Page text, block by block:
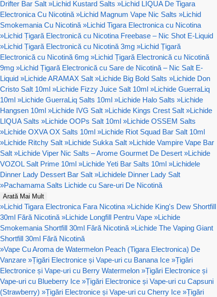
Drifter Bar Salt »Lichid Kustard Salts »Lichid LIQUA De Tigara
Electronica Cu Nicotină »Lichid Magnum Vape Nic Salts »Lichid
Smokemania Cu Nicotină »Lichid Tigara Electronica cu Nicotina
»Lichid Țigară Electronică cu Nicotina Freebase – Nic Shot E-Liquid
»Lichid Țigară Electronică cu Nicotină 3mg »Lichid Țigară
Electronică cu Nicotină 6mg »Lichid Țigară Electronică cu Nicotină
9mg »Lichid Țigară Electronică cu Sare de Nicotină – Nic Salt E-
Liquid »Lichide ARAMAX Salt »Lichide Big Bold Salts »Lichide Don
Cristo Salt 10ml »Lichide Fizzy Juice Salt 10ml »Lichide GuerraLiq
10ml »Lichide GuerraLiq Salts 10ml »Lichide Halo Salts »Lichide
Hangsen 10ml »Lichide IVG Salt »Lichide Kings Crest Salt »Lichide
LIQUA Salts »Lichide OOPs Salt 10ml »Lichide OSSEM Salts
»Lichide OXVA OX Salts 10ml »Lichide Riot Squad Bar Salt 10ml
»Lichide Ritchy Salt »Lichide Sukka Salt »Lichide Vampire Vape Bar
Salt »Lichide Viper Nic Salts – Arome Gourmet De Desert »Lichide
VOZOL Salt Prime 10ml »Lichide Yeti Bar Salts 10ml »Lichidele
Dinner Lady Dessert Bar Salt »Lichidele Dinner Lady Salt
»Pachamama Salts Lichide cu Sare-uri De Nicotină
Arată Mai Mult
»Lichid Tigara Electronica Fara Nicotina »Lichide King's Dew Shortfill
30ml Fără Nicotină »Lichide Longfill Pentru Vape »Lichide
Smokemania Shortfill 30ml Fără Nicotină »Lichide The Vaping Giant
Shortfill 30ml Fără Nicotină
»Vape Cu Aroma de Watermelon Peach (Tigara Electronica) De
Vanzare »Țigări Electronice și Vape-uri cu Banana Ice »Țigări
Electronice și Vape-uri cu Berry Watermelon »Țigări Electronice și
Vape-uri cu Blueberry Ice »Țigări Electronice și Vape-uri cu Capsuni
(Strawberry) »Țigări Electronice și Vape-uri cu Cherry Ice »Țigări